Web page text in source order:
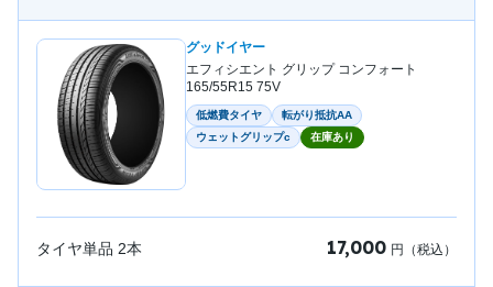
グッドイヤー
エフィシエント グリップ コンフォート
165/55R15 75V
低燃費タイヤ
転がり抵抗AA
ウェットグリップc
在庫あり
タイヤ単品 2本 17,000 円（税込）